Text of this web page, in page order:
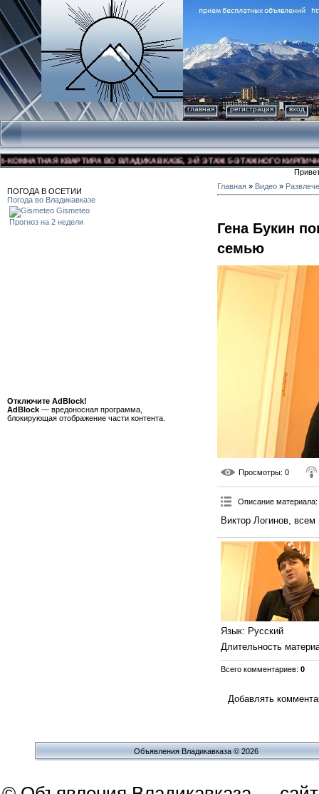
главная регистрация вход
КВАРТИРА ВО ВЛАДИКАВКАЗЕ, 3-Й ЭТАЖ 5-ЭТАЖНОГО
ПОГОДА В ОСЕТИИ
Погода во Владикавказе
Gismeteo
Прогноз на 2 недели
Отключите AdBlock!
AdBlock — вредоносная программа,
блокирующая отображение части контента.
Главная » Видео »
Гена Букин
семью
Просмотры: 0
Описание материала:
Виктор Логинов,
Язык: Русский
Длительность
Всего комментариев: 0
Добавлять
Объявления Владикавказа © 2026